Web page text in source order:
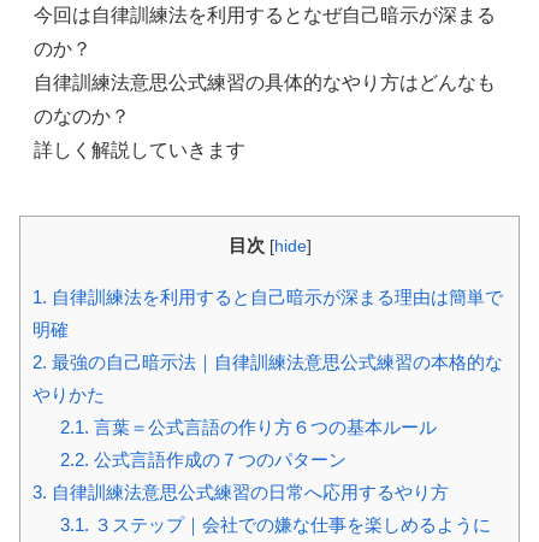
今回は自律訓練法を利用するとなぜ自己暗示が深まる
のか？
自律訓練法意思公式練習の具体的なやり方はどんなも
のなのか？
詳しく解説していきます
目次 [hide]
1. 自律訓練法を利用すると自己暗示が深まる理由は簡単で
明確
2. 最強の自己暗示法｜自律訓練法意思公式練習の本格的な
やりかた
2.1. 言葉＝公式言語の作り方６つの基本ルール
2.2. 公式言語作成の７つのパターン
3. 自律訓練法意思公式練習の日常へ応用するやり方
3.1. ３ステップ｜会社での嫌な仕事を楽しめるように